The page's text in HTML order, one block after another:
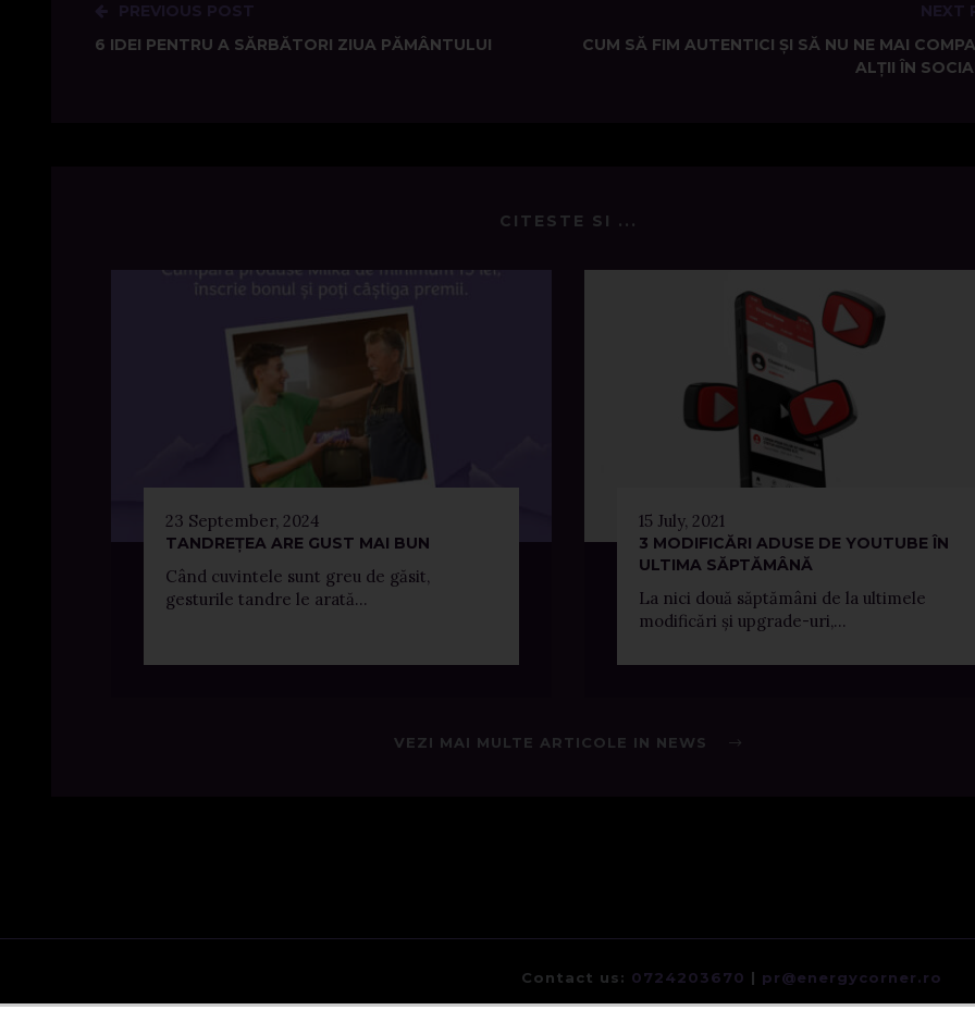
Post
navigation
PREVIOUS POST
6 IDEI PENTRU A SĂRBĂTORI ZIUA PĂMÂNTULUI
NEXT
CUM SĂ FIM AUTENTICI ȘI SĂ NU NE MAI
ALȚII ÎN
CITESTE SI ...
23 September, 2024
TANDREȚEA ARE GUST MAI BUN
Când cuvintele sunt greu de găsit,
gesturile tandre le arată...
15 July, 2021
3 MODIFICĂRI ADUSE DE YOUTUBE ÎN
ULTIMA SĂPTĂMÂNĂ
La nici două săptămâni de la ultimele
modificări și upgrade-uri,...
VEZI MAI MULTE ARTICOLE IN NEWS
Contact us: 0724203670 | pr@energycorner.ro